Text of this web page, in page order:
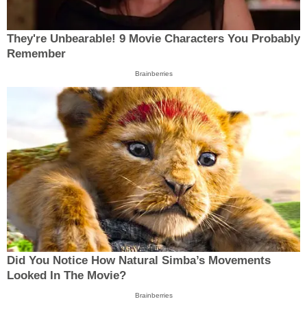
They're Unbearable! 9 Movie Characters You Probably
Remember
Brainberries
Did You Notice How Natural Simba’s Movements
Looked In The Movie?
Brainberries